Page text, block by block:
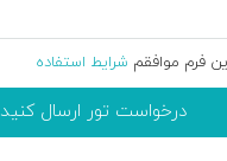
فرم موافقم شرایط استفاده
درخواست تور ارسال کنید